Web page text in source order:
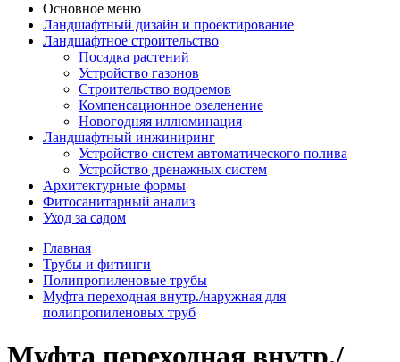
Основное меню
Ландшафтный дизайн и проектирование
Ландшафтное строительство
Посадка растений
Устройство газонов
Строительство водоемов
Компенсационное озеленение
Новогодняя иллюминация
Ландшафтный инжиниринг
Устройство систем автоматического полива
Устройство дренажных систем
Aрхитектурные формы
Фитосанитарный анализ
Уход за садом
Главная
Трубы и фитинги
Полипропиленовые трубы
Муфта переходная внутр./наружная для
полипропиленовых труб